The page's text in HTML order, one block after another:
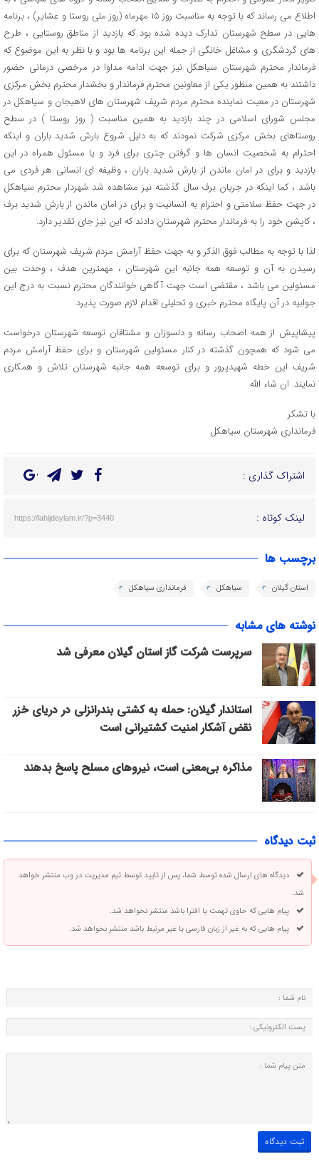
اطلاع می رساند که با توجه به مناسبت روز ۱۵ مهرماه (روز ملی روستا و عشایر) ، برنامه
هایی در سطح شهرستان تدارک دیده شده بود که بازدید از مناطق روستایی ، طرح
های گردشگری و مشاغل خانگی از جمله این برنامه ها بود و با نظر به این موضوع که
فرماندار محترم شهرستان سیاهکل نیز جهت ادامه مداوا در مرخصی درمانی حضور
داشتند به همین منظور یکی از معاونین محترم فرماندار و بخشدار محترم بخش مرکزی
شهرستان در معیت نماینده محترم مردم شریف شهرستان های لاهیجان و سیاهکل در
مجلس شورای اسلامی در چند بازدید به همین مناسبت ( روز روستا ) در سطح
روستاهای بخش مرکزی شرکت نمودند که به دلیل شروع بارش شدید باران و اینکه
احترام به شخصیت انسان ها و گرفتن چتری برای فرد و یا مسئول همراه در این
بازدید و برای در امان ماندن از بارش شدید باران ، وظیفه ای انسانی هر فردی می
باشد ، کما اینکه در جریان برف سال گذشته نیز مشاهده شد شهردار محترم سیاهکل
در جهت حفظ سلامتی و احترام به انسانیت و برای در امان ماندن از بارش شدید برف
، کاپشن خود را به فرماندار محترم شهرستان دادند که این نیز جای تقدیر دارد.
لذا با توجه به مطالب فوق الذکر و به جهت حفظ آرامش مردم شریف شهرستان که برای
رسیدن به آن و توسعه همه جانبه این شهرستان ، مهمترین هدف ، وحدت بین
مسئولین می باشد ، مقتضی است جهت آگاهی خوانندگان محترم نسبت به درج این
جوابیه در آن پایگاه محترم خبری و تحلیلی اقدام لازم صورت پذیرد.
پیشاپیش از همه اصحاب رسانه و دلسوزان و مشتاقان توسعه شهرستان درخواست
می شود که همچون گذشته در کنار مسئولین شهرستان و برای حفظ آرامش مردم
شریف این خطه شهیدپرور و برای توسعه همه جانبه شهرستان تلاش و همکاری
نمایند. ان شاء الله
با تشکر
فرمانداری شهرستان سیاهکل
اشتراک گذاری :
لینک کوتاه : https://lahijdeylam.ir/?p=3440
برچسب ها
استان گیلان سیاهکل فرمانداری سیاهکل
نوشته های مشابه
سرپرست شرکت گاز استان گیلان معرفی شد
استاندار گیلان: حمله به کشتی بندرانزلی در دریای خزر
نقض آشکار امنیت کشتیرانی است
مذاکره بی‌معنی است، نیروهای مسلح پاسخ بدهند
ثبت دیدگاه
دیدگاه های ارسال شده توسط شما، پس از تایید توسط تیم مدیریت در وب منتشر خواهد
شد.
پیام هایی که حاوی تهمت یا افترا باشد منتشر نخواهد شد.
پیام هایی که به غیر از زبان فارسی یا غیر مرتبط باشد منتشر نخواهد شد.